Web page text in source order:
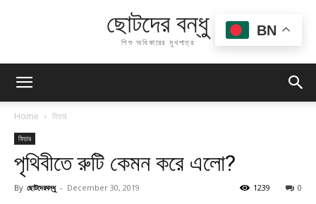
ছোটদের বন্ধু
শিশু অধিকারের মুখপাত্র
Home ফিচার
ফিচার
পৃথিবীতে রুটি কেমন করে এলো?
By ছোটদেরবন্ধু - December 30, 2019 0
1239
BN